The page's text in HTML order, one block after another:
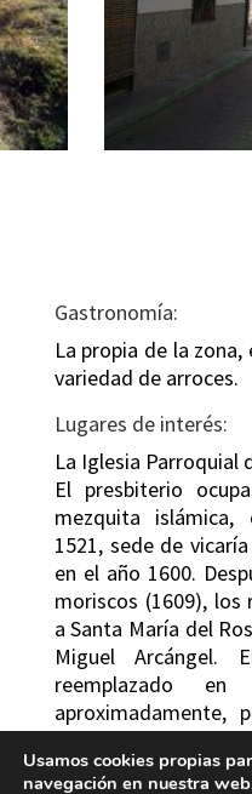
Gastronomía:
La propia de la
variedad de arroces.
Lugares de interés:
La Iglesia Parroquial
El presbiterio
mezquita
1521, sede de
en el año 1600.
moriscos (1609), los
a Santa María del
Miguel Arcángel.
reemplazado
aproximadamente,
con el crucero y
laterales de la nave.
Usamos cookies propias
navegación en nuestra